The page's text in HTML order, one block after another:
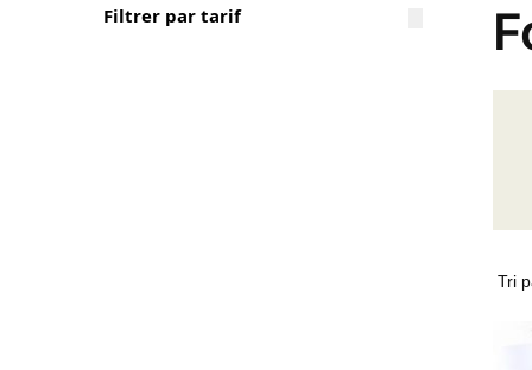
Filtrer par tarif